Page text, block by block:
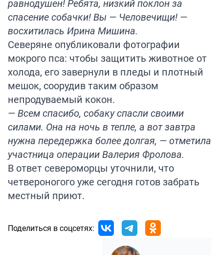
равнодушен! Ребята, низкий поклон за
спасение собачки! Вы — Человечищи! —
восхитилась Ирина Мишина.
Северяне опубликовали фотографии
мокрого пса: чтобы защитить животное от
холода, его завернули в пледы и плотный
мешок, соорудив таким образом
непродуваемый кокон.
— Всем спасибо, собаку спасли своими
силами. Она на ночь в тепле, а вот завтра
нужна передержка более долгая, — отметила
участница операции Валерия Фролова.
В ответ североморцы уточнили, что
четвероногого уже сегодня готов забрать
местный приют.
Поделиться в соцсетях: